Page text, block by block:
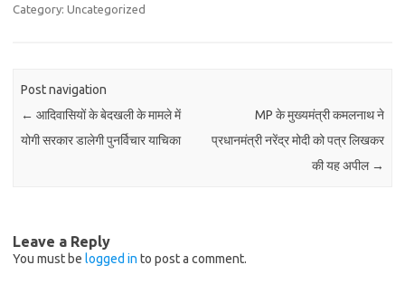
Category: Uncategorized
Post navigation
← आदिवासियों के बेदखली के मामले में
योगी सरकार डालेगी पुनर्विचार याचिका
MP के मुख्यमंत्री कमलनाथ ने
प्रधानमंत्री नरेंद्र मोदी को पत्र लिखकर
की यह अपील →
Leave a Reply
You must be logged in to post a comment.